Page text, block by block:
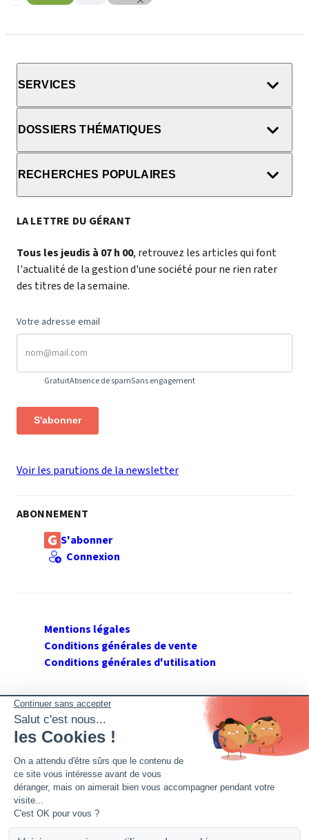
SERVICES
DOSSIERS THÉMATIQUES
RECHERCHES POPULAIRES
LA LETTRE DU GÉRANT
Tous les jeudis à 07 h 00, retrouvez les articles qui font
l'actualité de la gestion d'une société pour ne rien rater
des titres de la semaine.
Votre adresse email
GratuitAbsence de spamSans engagement
S'abonner
Voir les parutions de la newsletter
ABONNEMENT
S'abonner
Connexion
Mentions légales
Conditions générales de vente
Conditions générales d'utilisation
SUIVEZ GERANT DE SARL
Twitter
Facebook